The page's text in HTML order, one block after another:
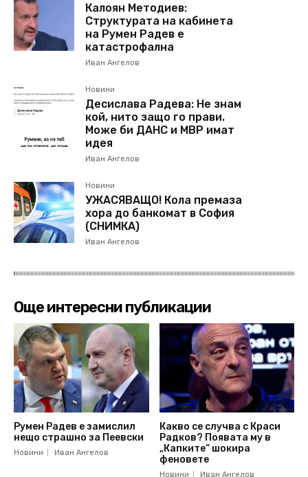
Калоян Методиев:
Структурата на кабинета
на Румен Радев е
катастрофална
Иван Ангелов
Новини
Десислава Радева: Не знам
кой, нито защо го прави.
Може би ДАНС и МВР имат
идея
Иван Ангелов
Новини
УЖАСЯВАЩО! Кола премаза
хора до банкомат в София
(СНИМКА)
Иван Ангелов
Още интересни публикации
Румен Радев е замислил
нещо страшно за Пеевски
Новини Иван Ангелов
Какво се случва с Краси
Радков? Появата му в
„Капките“ шокира
феновете
Новини Иван Ангелов